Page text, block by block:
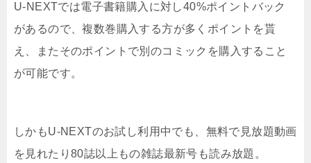
U-NEXTでは電子書籍購入に対し40%ポイントバック
があるので、複数巻購入する方が多くポイントを貰
え、またそのポイントで別のコミックを購入すること
が可能です。
しかもU-NEXTのお試し利用中でも、無料で見放題動画
を見れたり80誌以上もの雑誌最新号も読み放題。